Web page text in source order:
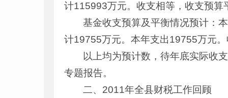
计115993万元。收支相等，收支预算
基金收支预算及平衡情况预计：
计19755万元。本年支出19755万元
以上均为预计数，待年底实际收
专题报告。
二、2011年全县财税工作回顾